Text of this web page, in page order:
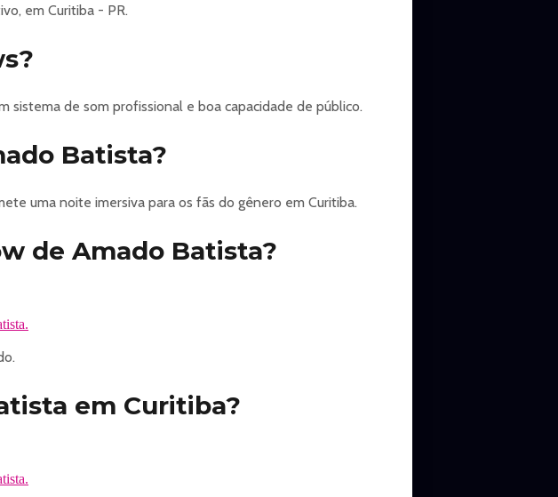
em Curitiba - PR.
sistema de som profissional e boa capacidade de público.
Batista?
uma noite imersiva para os fãs do gênero em Curitiba.
de Amado Batista?
em Curitiba?